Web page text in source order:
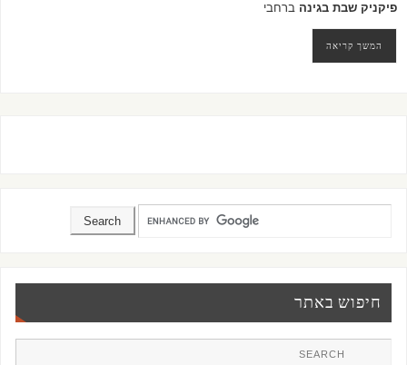
פיקניק שבת בגינה ברחבי
המשך קריאה
חיפוש באתר